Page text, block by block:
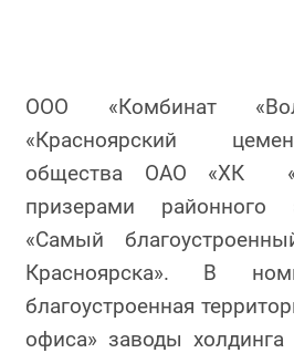
ООО «Комбинат
«Красноярский
общества ОАО «ХК
призерами районного
«Самый
Красноярска». В
благоустроенная
офиса» заводы